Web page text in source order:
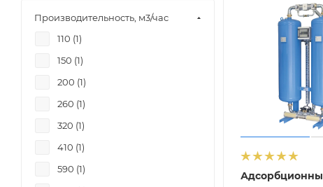
Производительность, м3/час
110 (1)
150 (1)
200 (1)
260 (1)
320 (1)
410 (1)
590 (1)